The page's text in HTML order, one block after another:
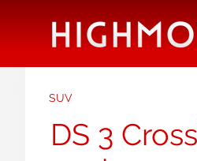
SUV
DS 3